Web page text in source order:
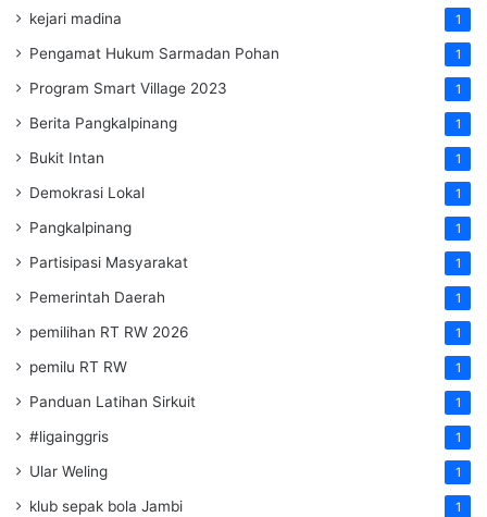
kejari madina 1
Pengamat Hukum Sarmadan Pohan 1
Program Smart Village 2023 1
Berita Pangkalpinang 1
Bukit Intan 1
Demokrasi Lokal 1
Pangkalpinang 1
Partisipasi Masyarakat 1
Pemerintah Daerah 1
pemilihan RT RW 2026 1
pemilu RT RW 1
Panduan Latihan Sirkuit 1
#ligainggris 1
Ular Weling 1
klub sepak bola Jambi 1